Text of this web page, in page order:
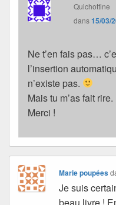
Quichottine
dans15/03/
Ne t’en fais pas…
l’insertion
n’existe pas.
Mais tu m’as fait rire.
Merci !
Marie poupées
Je suis
beau livre !